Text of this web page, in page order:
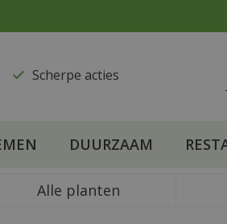
​Scherpe acties
DUURZAAM
Alle planten